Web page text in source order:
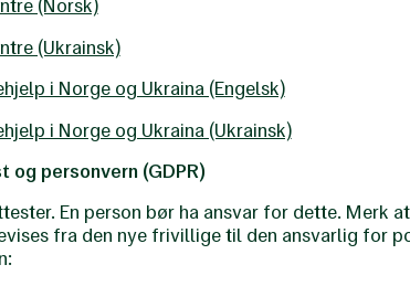
(Norsk)
(Ukrainsk)
i Norge og Ukraina (Engelsk)
i Norge og Ukraina (Ukrainsk)
personvern (GDPR)
En person bør ha ansvar for dette. Merk
fra den nye frivillige til den ansvarlig for